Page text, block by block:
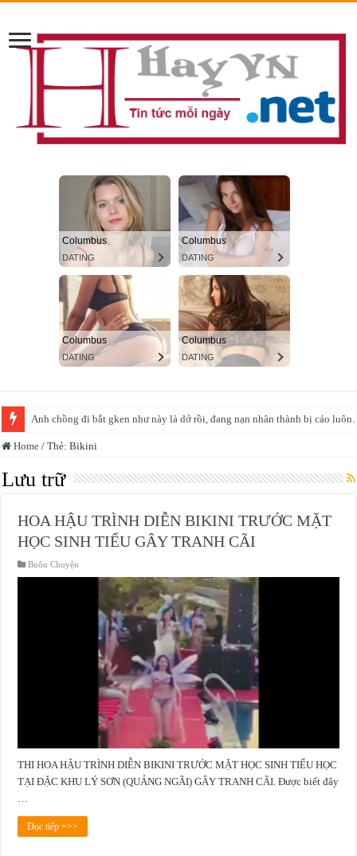
Đang đá bóng bị xe lùa cả sân, về kể không ai tin =)))
Home / Thẻ:Bikini
Lưu trữ
HOA HẬU TRÌNH DIỄN BIKINI TRƯỚC MẶT
HỌC SINH TIỂU GÂY TRANH CÃI
Buôn Chuyện
THI HOA HẬU TRÌNH DIỄN BIKINI TRƯỚC MẶT HỌC SINH TIỂU HỌC
TẠI ĐẶC KHU LÝ SƠN (QUẢNG NGÃI) GÂY TRANH CÃI. Được biết đây
…
Đọc tiếp =>>